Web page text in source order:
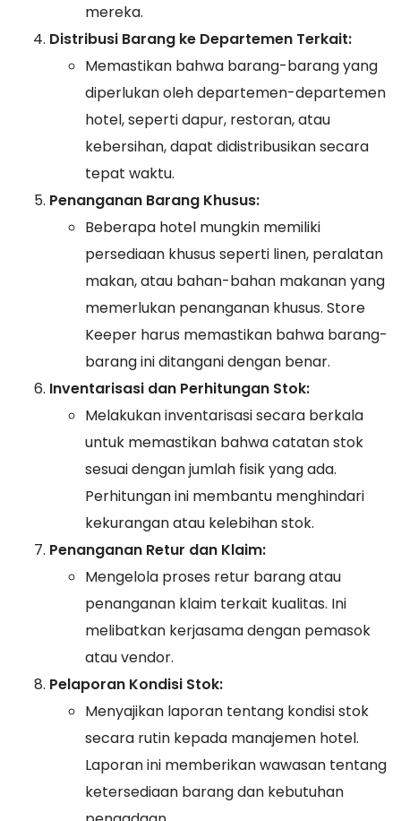
mereka.
Distribusi Barang ke Departemen Terkait:
Memastikan bahwa barang-barang yang
diperlukan oleh departemen-departemen
hotel, seperti dapur, restoran, atau
kebersihan, dapat didistribusikan secara
tepat waktu.
Penanganan Barang Khusus:
Beberapa hotel mungkin memiliki
persediaan khusus seperti linen, peralatan
makan, atau bahan-bahan makanan yang
memerlukan penanganan khusus. Store
Keeper harus memastikan bahwa barang-
barang ini ditangani dengan benar.
Inventarisasi dan Perhitungan Stok:
Melakukan inventarisasi secara berkala
untuk memastikan bahwa catatan stok
sesuai dengan jumlah fisik yang ada.
Perhitungan ini membantu menghindari
kekurangan atau kelebihan stok.
Penanganan Retur dan Klaim:
Mengelola proses retur barang atau
penanganan klaim terkait kualitas. Ini
melibatkan kerjasama dengan pemasok
atau vendor.
Pelaporan Kondisi Stok:
Menyajikan laporan tentang kondisi stok
secara rutin kepada manajemen hotel.
Laporan ini memberikan wawasan tentang
ketersediaan barang dan kebutuhan